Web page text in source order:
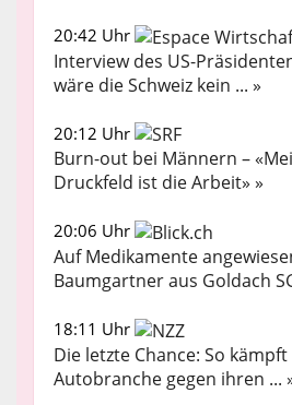
20:42 Uhr
Interview des US-
wäre die Schweiz kein ... »
20:12 Uhr
Burn-out bei Männern –
Druckfeld ist die Arbeit» »
20:06 Uhr
Auf Medikamente
Baumgartner aus Goldach
18:11 Uhr
Die letzte Chance: So
Autobranche gegen ihren ...